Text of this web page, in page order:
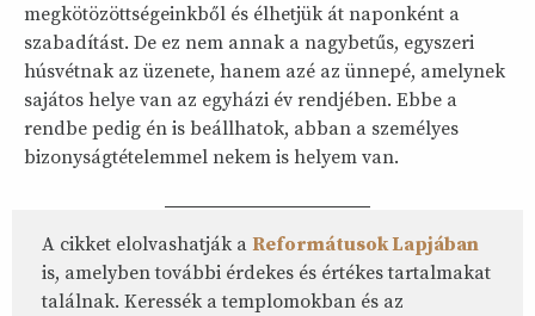
megkötözöttségeinkből és élhetjük át naponként a
szabadítást. De ez nem annak a nagybetűs, egyszeri
húsvétnak az üzenete, hanem azé az ünnepé, amelynek
sajátos helye van az egyházi év rendjében. Ebbe a
rendbe pedig én is beállhatok, abban a személyes
bizonyságtételemmel nekem is helyem van.
A cikket elolvashatják a Reformátusok Lapjában
is, amelyben további érdekes és értékes tartalmakat
találnak. Keressék a templomokban és az